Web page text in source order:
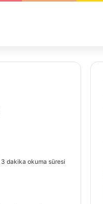
3 dakika okuma süresi